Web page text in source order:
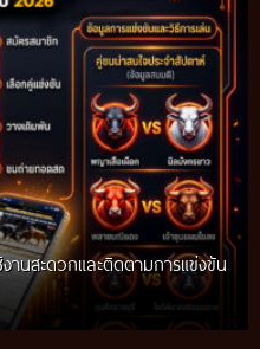
านสะดวกและติดตามการแข่งขัน